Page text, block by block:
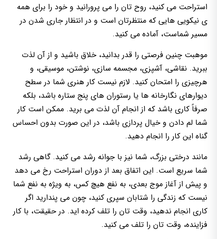
استراحت می کنید، روح تان را می پرورانید و خود را برای همه
ی نیکویی هایی که منتظرتان است و در انتظار جاری شدن در
مسیر شماست، آماده می کنید.
موهبت چنین فرصتی را قدر بدانید، خلاق باشید و از آن لذت
ببرید. نقاشی، آشپزی، مجسمه سازی، نوشتن، موسیقی، و
هرچیزی را امتحان کنید. لازم نیست کار هنری شما در سطح
دیوارهای نگارخانه ها یا رستوران های پنج ستاره باشد، بلکه
صرفاً کاری باشد که از انجام آن لذت می برید. ممکن است کار
شما لم دادن و خیال پردازی باشد، در این صورت بدون احساس
گناه این کار را انجام دهید.
مانند درختی بزرگ، شما نیز با جوانه رشد می کنید. گاهی رشد
شما سریع است. این اتفاق بعد از دوران استراحت رخ می دهد
و پیش از آغاز موج بعدی، به نفع هیچ کس، به ویژه به نفع شما
نیست که زندگی را شتابان سپری کنید، چون می پندارید اگر
کاری انجام ندهید، وقت تان را تلف کرده اید. در حقیقت، با کار
فزاینده، وقت تان را تلف می کنید.